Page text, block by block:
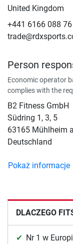
United Kingdom
+441 6166 088 76
Person
Economic operator
complies with the
B2 Fitness GmbH
Südring 1, 3, 5
63165 Mühlheim
Deutschland
Pokaż informacje
DLACZEGO
Nr 1 w